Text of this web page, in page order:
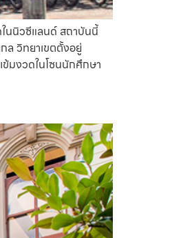
นนิวซีแลนด์ สถาบันนี้
วิทยาเขตตั้งอยู่
ข้มงวดในโซนนักศึกษา